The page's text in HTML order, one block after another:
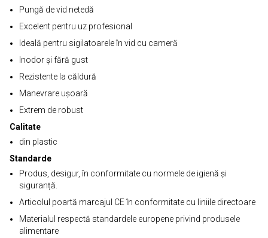
Pungă de vid netedă
Excelent pentru uz profesional
Ideală pentru sigilatoarele în vid cu cameră
Inodor și fără gust
Rezistente la căldură
Manevrare ușoară
Extrem de robust
Calitate
din plastic
Standarde
Produs, desigur, în conformitate cu normele de igienă și
siguranță.
Articolul poartă marcajul CE în conformitate cu liniile directoare
Materialul respectă standardele europene privind produsele
alimentare